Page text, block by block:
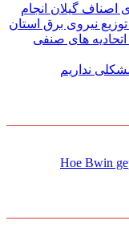
گیلان انجام
نیروی برق استان
های صنفی
نداریم
Hoe Bwin